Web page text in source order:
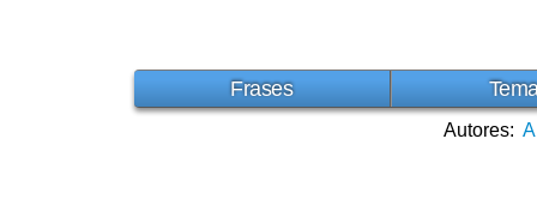
Frases
Autores: A